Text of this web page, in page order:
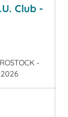
Club -
-